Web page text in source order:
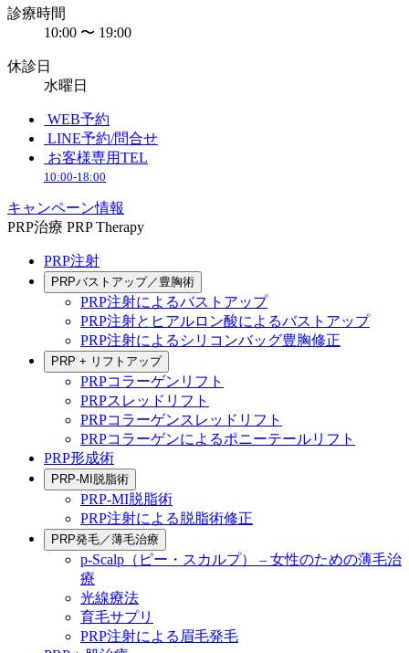
診療時間
10:00 〜 19:00
休診日
水曜日
WEB予約
LINE予約/問合せ
お客様専用TEL
10:00-18:00
キャンペーン情報
PRP治療 PRP Therapy
PRP注射
PRPバストアップ／豊胸術
PRP注射によるバストアップ
PRP注射とヒアルロン酸によるバストアップ
PRP注射によるシリコンバッグ豊胸修正
PRP + リフトアップ
PRPコラーゲンリフト
PRPスレッドリフト
PRPコラーゲンスレッドリフト
PRPコラーゲンによるポニーテールリフト
PRP形成術
PRP-MI脱脂術
PRP-MI脱脂術
PRP注射による脱脂術修正
PRP発毛／薄毛治療
p-Scalp（ピー・スカルプ） – 女性のための薄毛治
療
光線療法
育毛サプリ
PRP注射による眉毛発毛